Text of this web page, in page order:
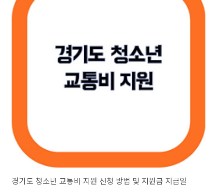
수 있습니다. 아래 링크에 들어가서 회원가입 한 후 에너지캐시백을 신청
하면 됩니다. 한전 에너지캐시백 신청하기오프라인 신청가까운 한국전
경기도 청소년 교통비 지원 신청 방법 및 지원금 지급일